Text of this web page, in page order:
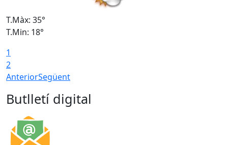
T.Màx: 35°
T.Min: 18°
1
2
AnteriorSegüent
Butlletí digital